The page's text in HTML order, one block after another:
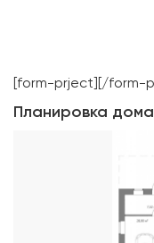
[form-prject][/form-
Планировка